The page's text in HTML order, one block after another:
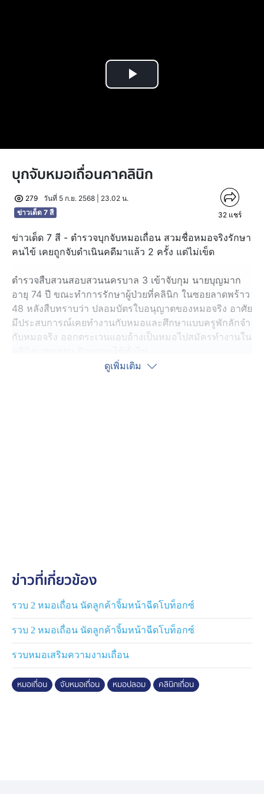
Play
บุกจับหมอเถื่อนคาคลินิก
279
วันที่ 5 ก.ย. 2568 | 23.02 น.
ข่าวเด็ด 7 สี
32 แชร์
ข่าวเด็ด 7 สี - ตำรวจบุกจับหมอเถื่อน สวมชื่อหมอจริงรักษา
คนไข้ เคยถูกจับดำเนินคดีมาแล้ว 2 ครั้ง แต่ไม่เข็ด
ตำรวจสืบสวนสอบสวนนครบาล 3 เข้าจับกุม นายบุญมาก
อายุ 74 ปี ขณะทำการรักษาผู้ป่วยที่คลินิก ในซอยลาดพร้าว
48 หลังสืบทราบว่า ปลอมบัตรใบอนุญาตของหมอจริง อาศัย
มีประสบการณ์เคยทำงานกับหมอและศึกษาแบบครูพักลักจำ
กับหมอจริง ออกตระเวนแอบอ้างเป็นหมอไปสมัครทำงานใน
ดูเพิ่มเติม
ข่าวที่เกี่ยวข้อง
รวบ 2 หมอเถื่อน นัดลูกค้าจิ้มหน้าฉีดโบท็อกซ์
รวบ 2 หมอเถื่อน นัดลูกค้าจิ้มหน้าฉีดโบท็อกซ์
รวบหมอเสริมความงามเถื่อน
หมอเถื่อน จับหมอเถื่อน หมอปลอม คลินิกเถื่อน